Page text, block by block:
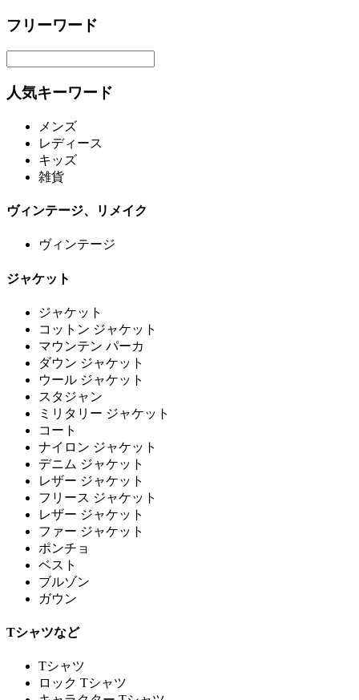
フリーワード
人気キーワード
メンズ
レディース
キッズ
雑貨
ヴィンテージ、リメイク
ヴィンテージ
ジャケット
ジャケット
コットン ジャケット
マウンテン パーカ
ダウン ジャケット
ウール ジャケット
スタジャン
ミリタリー ジャケット
コート
ナイロン ジャケット
デニム ジャケット
レザー ジャケット
フリース ジャケット
レザー ジャケット
ファー ジャケット
ポンチョ
ベスト
ブルゾン
ガウン
Tシャツなど
Tシャツ
ロック Tシャツ